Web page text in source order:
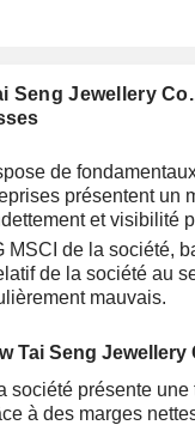
Seng Jewellery
de
présentent un
et visibilité
MSCI de la société,
de la société au
mauvais.
Tai Seng Jewellery
société présente une
à des marges